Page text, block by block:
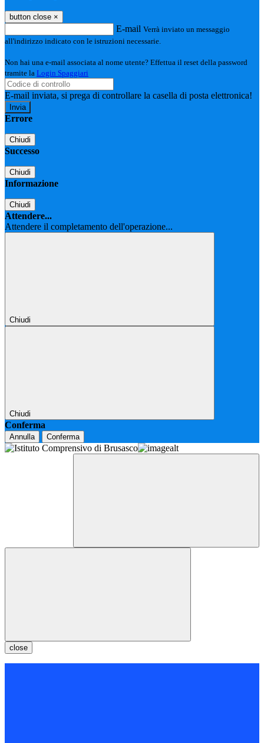
button close ×
E-mail Verrà inviato un messaggio
all'indirizzo indicato con le istruzioni necessarie.
Non hai una e-mail associata al nome utente? Effettua il reset della password
tramite la Login Spaggiari
E-mail inviata, si prega di controllare la casella di posta elettronica!
Errore
Chiudi
Successo
Chiudi
Informazione
Chiudi
Attendere...
Attendere il completamento dell'operazione...
Chiudi
Chiudi
Conferma
Annulla Conferma
close